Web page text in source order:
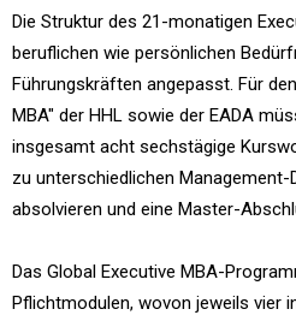
Die Struktur des 21-monatigen
beruflichen wie persönlichen
Führungskräften angepasst. Für
MBA" der HHL sowie der EADA
insgesamt acht sechstägige
zu unterschiedlichen
absolvieren und eine Master-
Das Global Executive MBA-
Pflichtmodulen, wovon jeweils vier